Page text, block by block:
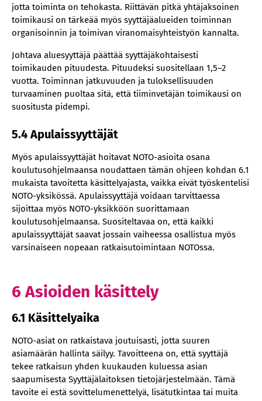
jotta toiminta on tehokasta. Riittävän pitkä yhtäjaksoinen
toimikausi on tärkeää myös syyttäjäalueiden toiminnan
organisoinnin ja toimivan viranomaisyhteistyön kannalta.
Johtava aluesyyttäjä päättää syyttäjäkohtaisesti
toimikauden pituudesta. Pituudeksi suositellaan 1,5–2
vuotta. Toiminnan jatkuvuuden ja tuloksellisuuden
turvaaminen puoltaa sitä, että tiiminvetäjän toimikausi on
suositusta pidempi.
5.4 Apulaissyyttäjät
Myös apulaissyyttäjät hoitavat NOTO-asioita osana
koulutusohjelmaansa noudattaen tämän ohjeen kohdan 6.1
mukaista tavoitetta käsittelyajasta, vaikka eivät työskentelisi
NOTO-yksikössä. Apulaissyyttäjä voidaan tarvittaessa
sijoittaa myös NOTO-yksikköön suorittamaan
koulutusohjelmaansa. Suositeltavaa on, että kaikki
apulaissyyttäjät saavat jossain vaiheessa osallistua myös
varsinaiseen nopeaan ratkaisutoimintaan NOTOssa.
6 Asioiden käsittely
6.1 Käsittelyaika
NOTO-asiat on ratkaistava joutuisasti, jotta suuren
asiamäärän hallinta säilyy. Tavoitteena on, että syyttäjä
tekee ratkaisun yhden kuukauden kuluessa asian
saapumisesta Syyttäjälaitoksen tietojärjestelmään. Tämä
tavoite ei estä sovittelumenettelyä, lisätutkintaa tai muita